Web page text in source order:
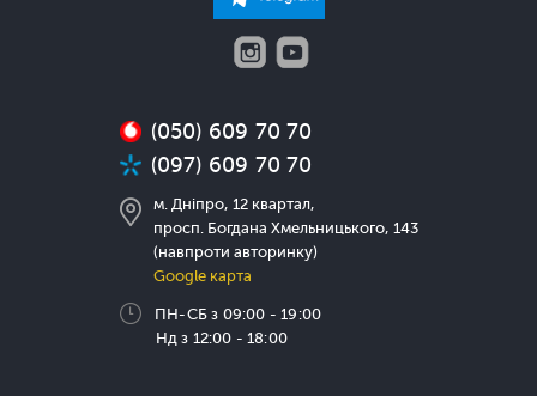
(050) 609 70 70
(097) 609 70 70
м. Дніпро, 12 квартал,
просп. Богдана Хмельницького, 143
(навпроти авторинку)
Google карта
ПН-СБ з 09:00 - 19:00
Нд з 12:00 - 18:00